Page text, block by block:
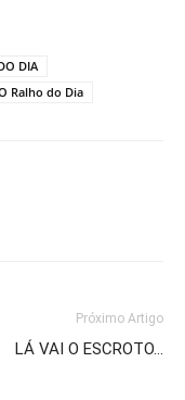
DIA
Ralho do Dia
Próximo Artigo
LÁ VAI O ESCROTO…